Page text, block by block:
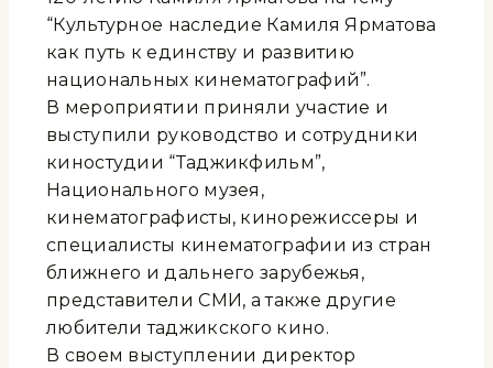
“Культурное наследие Камиля Ярматова
как путь к единству и развитию
национальных кинематографий”.
В мероприятии приняли участие и
выступили руководство и сотрудники
киностудии “Таджикфильм”,
Национального музея,
кинематографисты, кинорежиссеры и
специалисты кинематографии из стран
ближнего и дальнего зарубежья,
представители СМИ, а также другие
любители таджикского кино.
В своем выступлении директор